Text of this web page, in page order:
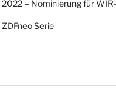
– Nominierung für
Serie